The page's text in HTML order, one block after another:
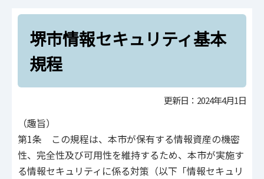
文書・処務
堺市情報セキュリティ基本規程
堺市情報セキュリティ基本
規程
更新日：2024年4月1日
（趣旨）
第1条 この規程は、本市が保有する情報資産の機密
性、完全性及び可用性を維持するため、本市が実施す
る情報セキュリティに係る対策（以下「情報セキュリ